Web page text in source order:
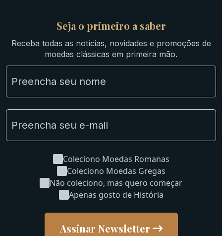
Ibéricas
Lotes Grandes
Material Numismático
NGC e NNC Encapsuladas
Novidades
Seja o primeiro a saber
Receba todas as notícias, novidades e promoções de
moedas clássicas em primeira mão.
Coleciono Moedas Romanas
Coleciono Moedas Gregas
Não coleciono, mas quero começar
Apenas gosto de História
Assinar Newsletter